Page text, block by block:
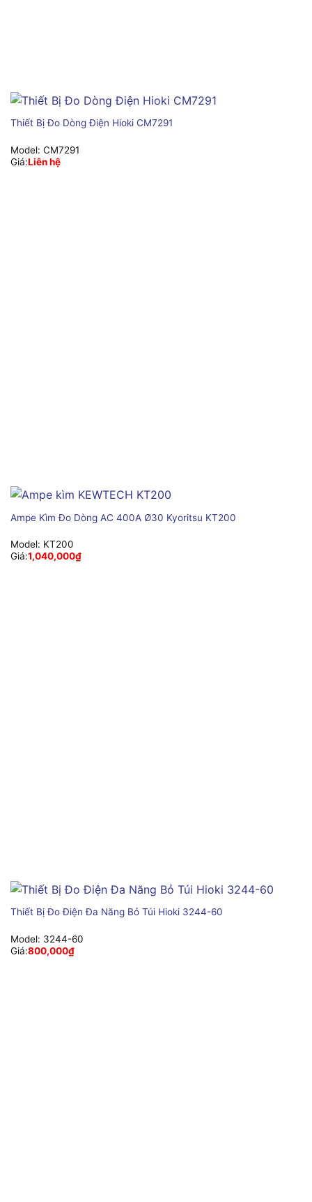
Thiết Bị Đo Dòng Điện Hioki CM7291
Model: CM7291
Giá:Liên hệ
Ampe Kìm Đo Dòng AC 400A Ø30 Kyoritsu KT200
Model: KT200
Giá:1,040,000₫
Thiết Bị Đo Điện Đa Năng Bỏ Túi Hioki 3244-60
Model: 3244-60
Giá:800,000₫